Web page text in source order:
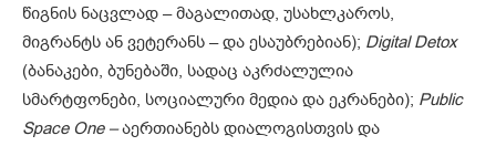
წიგნის ნაცვლად – მაგალითად, უსახლკაროს,
მიგრანტს ან ვეტერანს – და ესაუბრებიან); Digital Detox
(ბანაკები, ბუნებაში, სადაც აკრძალულია
სმარტფონები, სოციალური მედია და ეკრანები); Public
Space One –აერთიანებს დიალოგისთვის და